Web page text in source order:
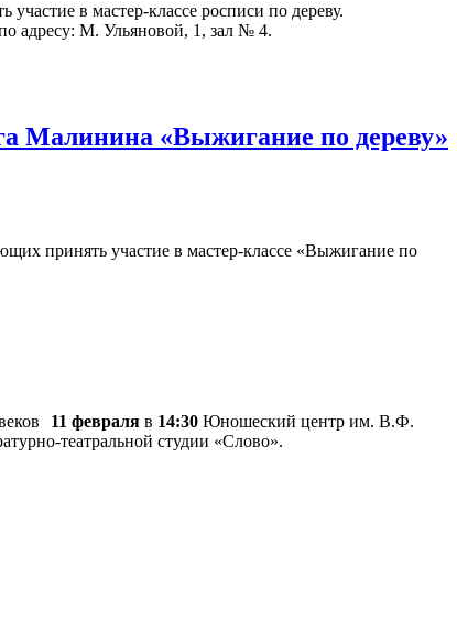
в мастер-классе росписи по дереву.
адресу: М. Ульяновой, 1, зал № 4.
Малинина «Выжигание по дереву»
принять участие в мастер-классе «Выжигание по
11 февраля в 14:30 Юношеский центр им. В.Ф.
театральной студии «Слово».